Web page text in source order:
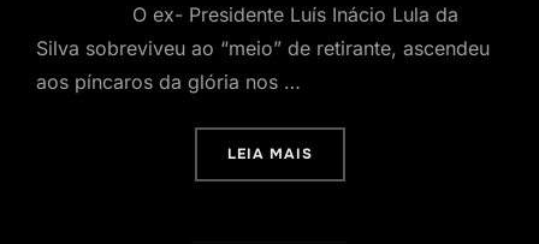
O ex- Presidente Luís Inácio Lula da
Silva sobreviveu ao “meio” de retirante, ascendeu
aos píncaros da glória nos …
LEIA MAIS“O PRODUTO DO MEIO”